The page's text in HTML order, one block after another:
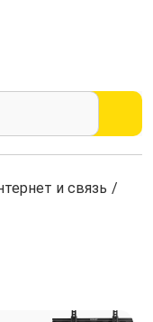
и связь /